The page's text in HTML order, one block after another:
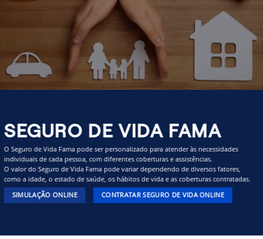
SEGURO DE VIDA FAMA
O Seguro de Vida Fama pode ser personalizado para atender às necessidades
individuais de cada pessoa, com diferentes coberturas e assistências.
O valor do Seguro de Vida Fama pode variar dependendo de diversos fatores,
como a idade, o estado de saúde, os hábitos de vida e as coberturas contratadas.
SIMULAÇÃO ONLINE CONTRATAR SEGURO DE VIDA ONLINE